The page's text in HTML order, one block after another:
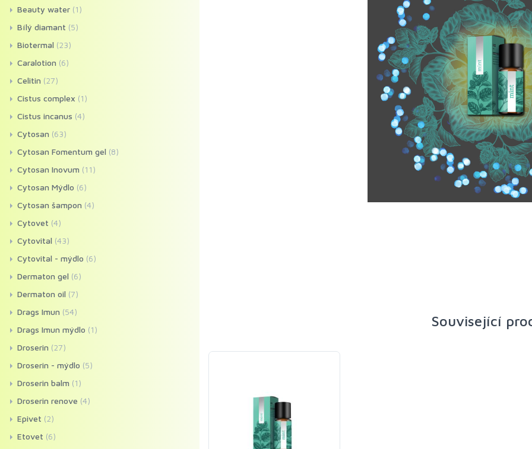
Související
Beauty water (1)
Bílý diamant (5)
Biotermal (23)
Caralotion (6)
Celitin (27)
Cistus complex (1)
Cistus incanus (4)
Cytosan (63)
Cytosan Fomentum gel (8)
Cytosan Inovum (11)
Cytosan Mýdlo (6)
Cytosan šampon (4)
Cytovet (4)
Cytovital (43)
Cytovital - mýdlo (6)
Dermaton gel (6)
Dermaton oil (7)
Drags Imun (54)
Drags Imun mýdlo (1)
Droserin (27)
Droserin - mýdlo (5)
Droserin balm (1)
Droserin renove (4)
Epivet (2)
Etovet (6)